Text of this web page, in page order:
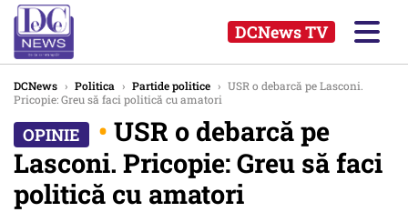
DCNews TV
DCNews › Politica › Partide politice › USR o debarcă pe Lasconi.
Pricopie: Greu să faci politică cu amatori
• USR o debarcă pe
Lasconi. Pricopie: Greu să faci
politică cu amatori